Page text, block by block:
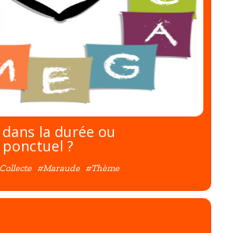
la durée ou
?
#Maraude #Thème